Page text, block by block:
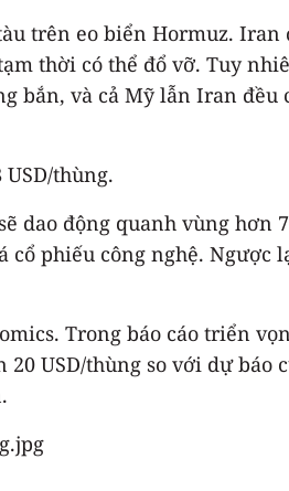
trên eo biển Hormuz. Iran
thời có thể đổ vỡ. Tuy
bắn, và cả Mỹ lẫn Iran đều
thùng.
động quanh vùng hơn
phiếu công nghệ. Ngược
Trong báo cáo triển
USD/thùng so với dự báo